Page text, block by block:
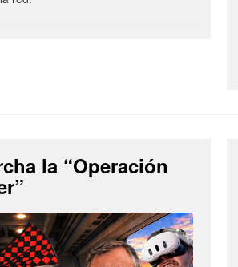
la “Operación